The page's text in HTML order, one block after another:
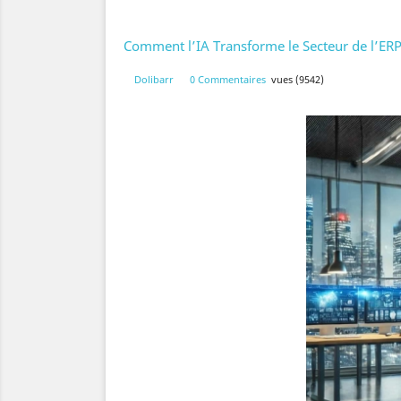
Comment l’IA Transforme le Secteur de
Dolibarr 0 Commentaires vues (9542)